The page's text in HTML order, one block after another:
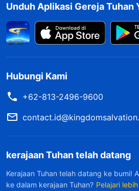
Unduh Aplikasi Gereja Tuhan
Hubungi Kami
+62-813-2496-9600
kerajaan Tuhan telah datang
Kerajaan Tuhan telah datang ke bumi!
ke dalam kerajaan Tuhan? Pelajari